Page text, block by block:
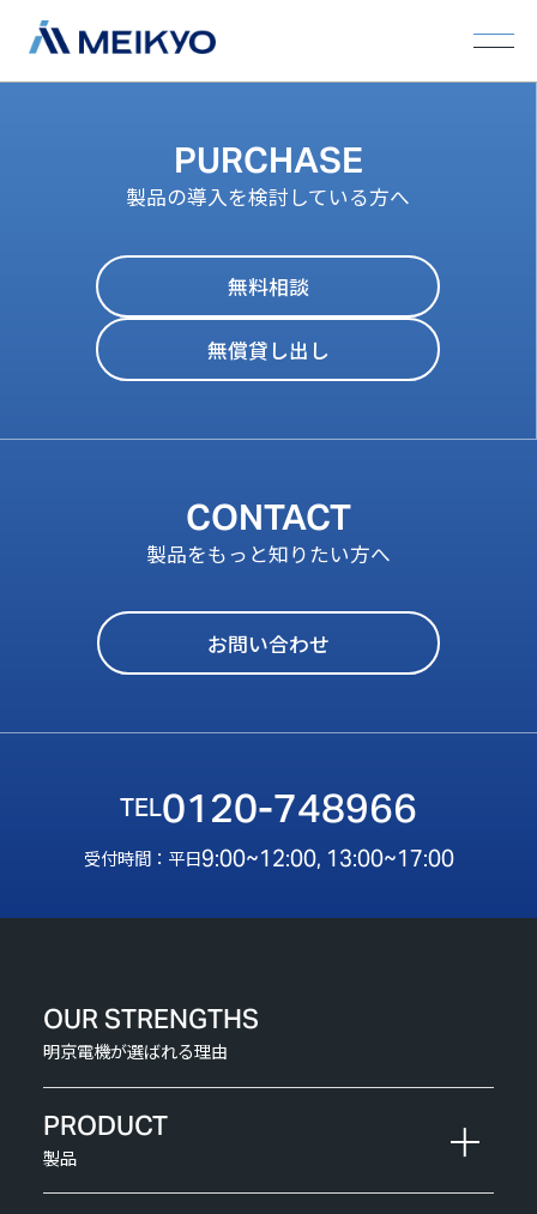
PURCHASE
製品の導入を検討している方へ
無料相談
無償貸し出し
CONTACT
製品をもっと知りたい方へ
お問い合わせ
0120-748966
受付時間：平日9:00~12:00, 13:00~17:00
OUR STRENGTHS
明京電機が選ばれる理由
PRODUCT
製品